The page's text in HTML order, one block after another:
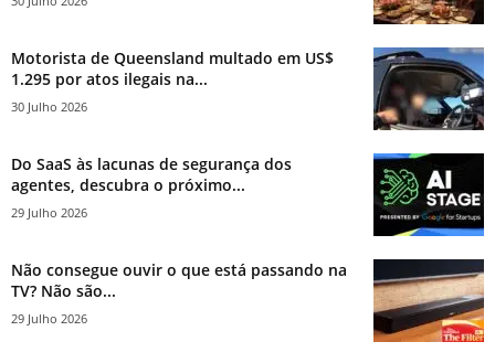
Motorista de Queensland multado em US$
1.295 por atos ilegais na...
30 Julho 2026
Do SaaS às lacunas de segurança dos
agentes, descubra o próximo...
29 Julho 2026
Não consegue ouvir o que está passando na
TV? Não são...
29 Julho 2026